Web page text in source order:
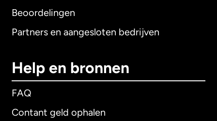
Beoordelingen
Partners en aangesloten bedrijven
Help en bronnen
FAQ
Contant geld ophalen